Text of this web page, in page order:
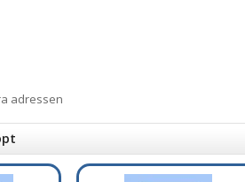
adressen